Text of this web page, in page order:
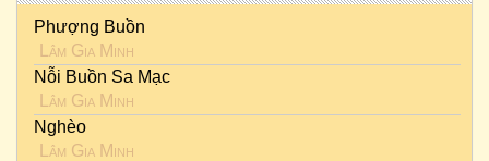
Phượng Buồn
Lâm Gia Minh
Nỗi Buồn Sa Mạc
Lâm Gia Minh
Nghèo
Lâm Gia Minh